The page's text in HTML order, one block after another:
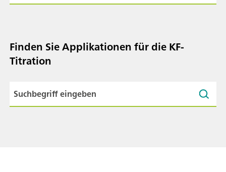
Finden Sie Applikationen für die KF-
Titration